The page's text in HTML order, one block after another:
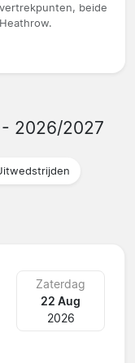
beide
- 2026/2027
Zaterdag
22 Aug
2026